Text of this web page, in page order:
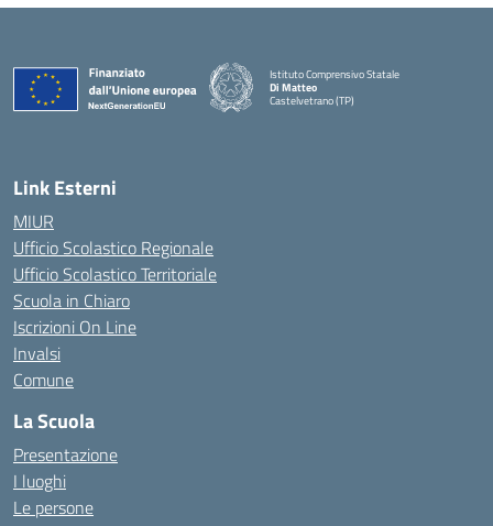
Istituto Comprensivo Statale
Di Matteo
Castelvetrano (TP)
Link Esterni
MIUR
Ufficio Scolastico Regionale
Ufficio Scolastico Territoriale
Scuola in Chiaro
Iscrizioni On Line
Invalsi
Comune
La Scuola
Presentazione
I luoghi
Le persone